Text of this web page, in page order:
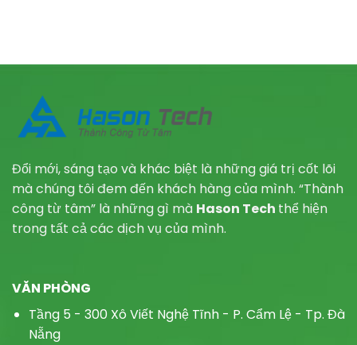
Đổi mới, sáng tạo và khác biệt là những giá trị cốt lõi
mà chúng tôi đem đến khách hàng của mình. “Thành
công từ tâm” là những gì mà Hason Tech thể hiện
trong tất cả các dịch vụ của mình.
VĂN PHÒNG
Tầng 5 - 300 Xô Viết Nghệ Tĩnh - P. Cẩm Lệ - Tp. Đà
Nẵng